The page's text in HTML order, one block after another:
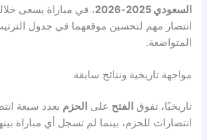
السعودي 2025-2026
، في مباراة يسعى
انتصار مهم لتحسين موقعهما في جدول الترتيب
المتواضعة.
مواجهة تاريخية ونتائج سابقة
تاريخيًا، تفوق الفتح على الحزم بعدد سبعة
انتصارات للحزم، بينما لم تسجل أي مباراة